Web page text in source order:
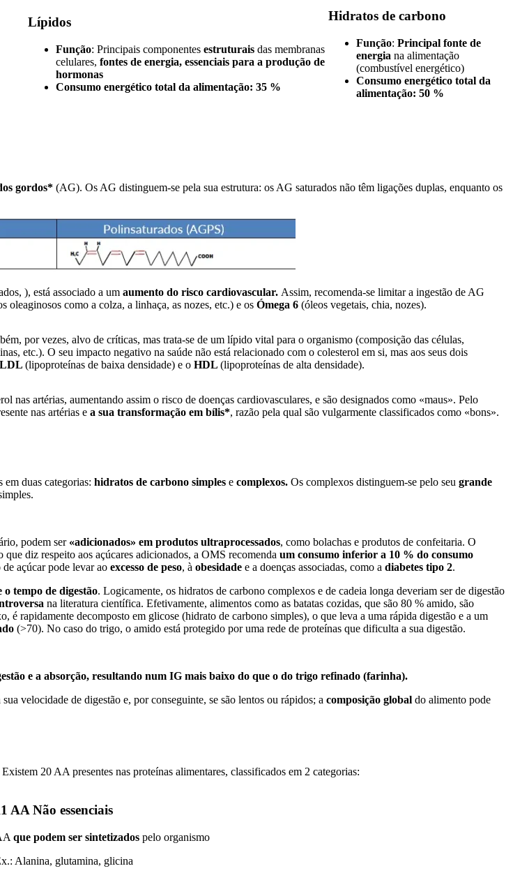
Lípidos
Função: Principais componentes estruturais das membranas
celulares, fontes de energia, essenciais para a produção de
hormonas
Consumo energético total da alimentação: 35 %
Hidratos de carbono
Função: Principal fonte de
energia na alimentação
(combustível energético)
Consumo energético total da
alimentação: 50 %
gordos* (AG). Os AG distinguem-se pela sua estrutura: os AG saturados não têm ligações duplas, enquanto os
), está associado a um aumento do risco cardiovascular. Assim, recomenda-se limitar a ingestão de AG
oleaginosos como a colza, a linhaça, as nozes, etc.) e os Ómega 6 (óleos vegetais, chia, nozes).
por vezes, alvo de críticas, mas trata-se de um lípido vital para o organismo (composição das células,
etc.). O seu impacto negativo na saúde não está relacionado com o colesterol em si, mas aos seus dois
LDL (lipoproteínas de baixa densidade) e o HDL (lipoproteínas de alta densidade).
nas artérias, aumentando assim o risco de doenças cardiovasculares, e são designados como «maus». Pelo
nas artérias e a sua transformação em bílis*, razão pela qual são vulgarmente classificados como «bons».
duas categorias: hidratos de carbono simples e complexos. Os complexos distinguem-se pelo seu grande
podem ser «adicionados» em produtos ultraprocessados, como bolachas e produtos de confeitaria. O
diz respeito aos açúcares adicionados, a OMS recomenda um consumo inferior a 10 % do consumo
açúcar pode levar ao excesso de peso, à obesidade e a doenças associadas, como a diabetes tipo 2.
o tempo de digestão. Logicamente, os hidratos de carbono complexos e de cadeia longa deveriam ser de digestão
na literatura científica. Efetivamente, alimentos como as batatas cozidas, que são 80 % amido, são
rapidamente decomposto em glicose (hidrato de carbono simples), o que leva a uma rápida digestão e a um
(>70). No caso do trigo, o amido está protegido por uma rede de proteínas que dificulta a sua digestão.
e a absorção, resultando num IG mais baixo do que o do trigo refinado (farinha).
velocidade de digestão e, por conseguinte, se são lentos ou rápidos; a composição global do alimento pode
20 AA presentes nas proteínas alimentares, classificados em 2 categorias:
AA Não essenciais
que podem ser sintetizados pelo organismo
Alanina, glutamina, glicina